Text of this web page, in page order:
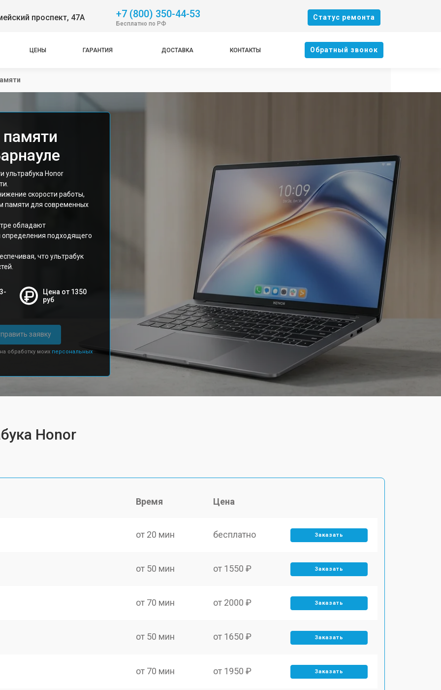
проспект, 47А +7 (800) 350-44-53
Бесплатно по РФ
Cтатус ремонта
ЦЕНЫ ГАРАНТИЯ ДОСТАВКА КОНТАКТЫ Oбратный звонок
ультрабука Honor
скорости работы,
памяти для современных
обладают
подходящего
что ультрабук
Цена от 1350
руб
заявку
обработку моих персональных
Honor
Время Цена
от 20 мин бесплатно Заказать
от 50 мин от 1550 ₽ Заказать
от 70 мин от 2000 ₽ Заказать
от 50 мин от 1650 ₽ Заказать
от 70 мин от 1950 ₽ Заказать